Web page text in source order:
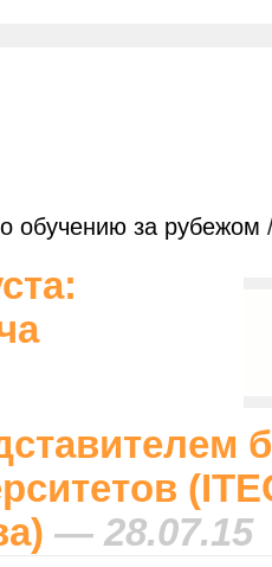
обучению за рубежом
— 28.07.15